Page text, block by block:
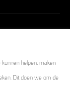
kunnen helpen, maken
Dit doen we om de